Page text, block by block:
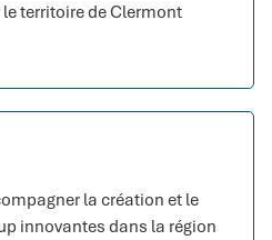
territoire de Clermont
la création et le
innovantes dans la région